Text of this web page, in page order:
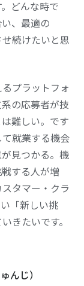
どんな時で
、最適の
せ続けたいと思
プラットフォ
の応募者が技
難しい。です
就業する機会
見つかる。機
する人が増
タマー・クラ
「新しい挑
きたいです。
んじ）